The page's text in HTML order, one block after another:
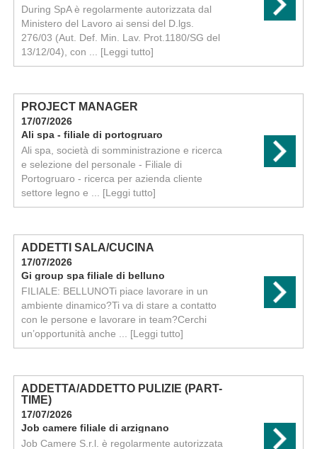
During SpA è regolarmente autorizzata dal
Ministero del Lavoro ai sensi del D.lgs.
276/03 (Aut. Def. Min. Lav. Prot.1180/SG del
13/12/04), con ... [Leggi tutto]
PROJECT MANAGER
17/07/2026
Ali spa - filiale di portogruaro
Ali spa, società di somministrazione e ricerca
e selezione del personale - Filiale di
Portogruaro - ricerca per azienda cliente
settore legno e ... [Leggi tutto]
ADDETTI SALA/CUCINA
17/07/2026
Gi group spa filiale di belluno
FILIALE: BELLUNOTi piace lavorare in un
ambiente dinamico?Ti va di stare a contatto
con le persone e lavorare in team?Cerchi
un’opportunità anche ... [Leggi tutto]
ADDETTA/ADDETTO PULIZIE (PART-
TIME)
17/07/2026
Job camere filiale di arzignano
Job Camere S.r.l. è regolarmente autorizzata